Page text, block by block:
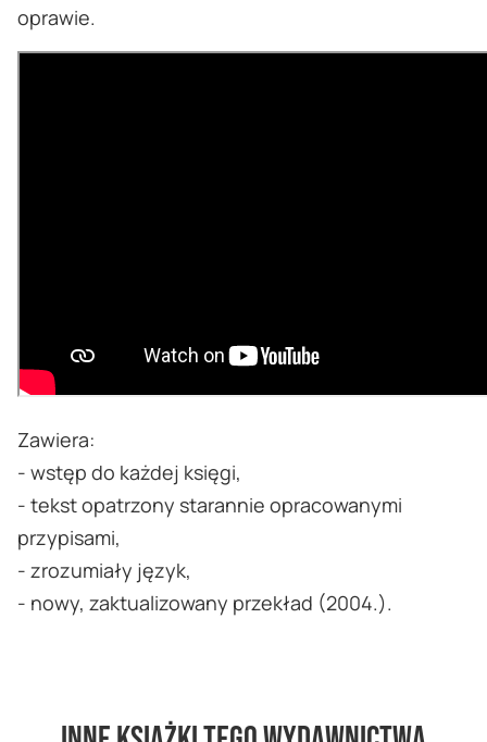
oprawie.
Zawiera:
- wstęp do każdej księgi,
- tekst opatrzony starannie opracowanymi
przypisami,
- zrozumiały język,
- nowy, zaktualizowany przekład (2004.).